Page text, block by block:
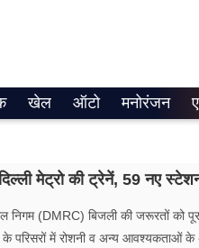
खेल ऑटो मनोरंजन
मेट्रो की ट्रेनें, 59 नए
निगम (DMRC) बिजली की जरूरतों को
परिसरों में रोशनी व अन्य आवश्यकताओं के